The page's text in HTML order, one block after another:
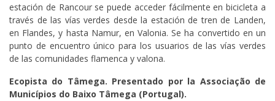
estación de Rancour se puede acceder fácilmente en bicicleta a
través de las vías verdes desde la estación de tren de Landen,
en Flandes, y hasta Namur, en Valonia. Se ha convertido en un
punto de encuentro único para los usuarios de las vías verdes
de las comunidades flamenca y valona.
Ecopista do Tâmega. Presentado por la Associação de
Municípios do Baixo Tâmega (Portugal).